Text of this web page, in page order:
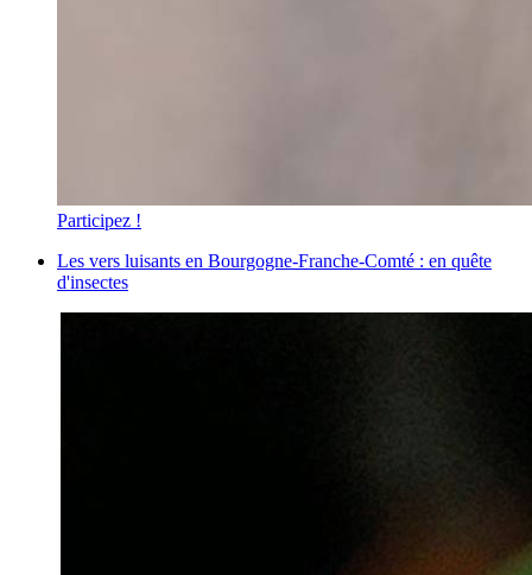
Participez !
Les vers luisants en Bourgogne-Franche-Comté : en quête
d'insectes